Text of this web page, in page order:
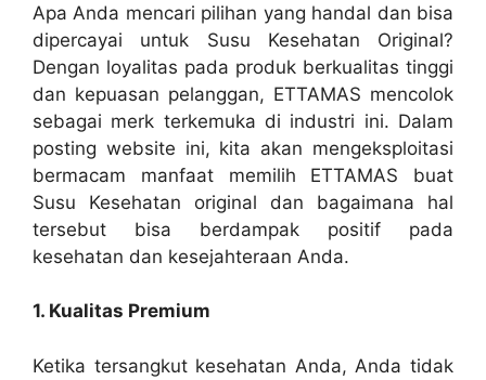
Apa Anda mencari pilihan yang handal dan bisa
dipercayai untuk Susu Kesehatan Original?
Dengan loyalitas pada produk berkualitas tinggi
dan kepuasan pelanggan, ETTAMAS mencolok
sebagai merk terkemuka di industri ini. Dalam
posting website ini, kita akan mengeksploitasi
bermacam manfaat memilih ETTAMAS buat
Susu Kesehatan original dan bagaimana hal
tersebut bisa berdampak positif pada
kesehatan dan kesejahteraan Anda.
1. Kualitas Premium
Ketika tersangkut kesehatan Anda, Anda tidak